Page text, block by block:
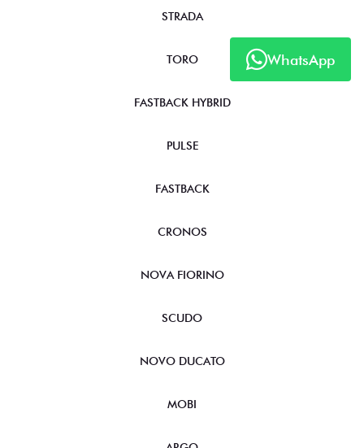
WhatsApp
STRADA
TORO
FASTBACK HYBRID
PULSE
FASTBACK
CRONOS
NOVA FIORINO
SCUDO
NOVO DUCATO
MOBI